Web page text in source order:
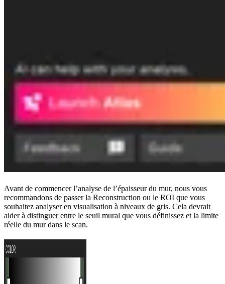
Avant de commencer l’analyse de l’épaisseur du mur, nous vous
recommandons de passer la Reconstruction ou le ROI que vous
souhaitez analyser en visualisation à niveaux de gris. Cela devrait
aider à distinguer entre le seuil mural que vous définissez et la limite
réelle du mur dans le scan.